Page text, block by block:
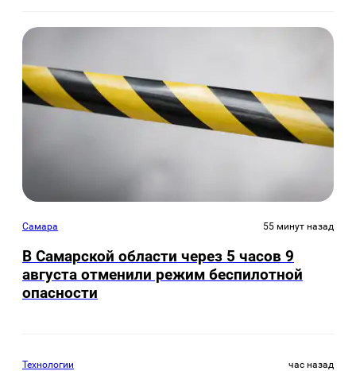
Самара 55 минут назад
В Самарской области через 5 часов 9
августа отменили режим беспилотной
опасности
Технологии час назад